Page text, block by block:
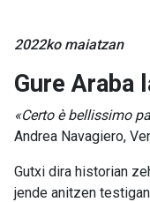
2022ko maiatzan
Gure Araba
«Certo è bellissimo
Andrea Navagiero,
Gutxi dira historian
jende anitzen